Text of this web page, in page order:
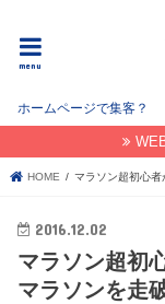
menu
ホームページで集客？
HOME マラソン超初心
2016.12.02
マラソン超初
マラソンを走